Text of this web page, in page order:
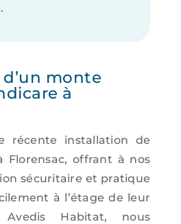
monte
à
récente installation de
Florensac, offrant à nos
sécuritaire et pratique
à l’étage de leur
Avedis Habitat, nous